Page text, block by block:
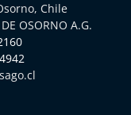
Chile
OSORNO A.G.